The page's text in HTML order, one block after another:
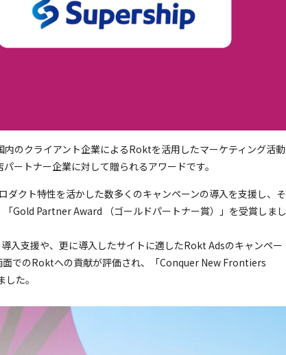
のクライアント企業によるRoktを活用したマーケティング活動
ートナー企業に対して贈られるアワードです。
クト特性を活かした数多くのキャンペーンの導入を支援し、そ
Gold Partner Award （ゴールドパートナー賞）」を受賞しまし
入支援や、更に導入したサイトに適したRokt Adsのキャンペー
面でのRoktへの貢献が評価され、「Conquer New Frontiers
た。